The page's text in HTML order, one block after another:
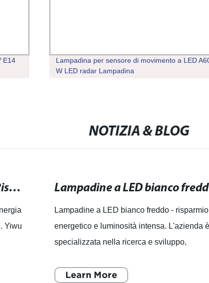
E14
Lampadina per sensore di movimento a LED
W LED radar Lampadina
NOTIZIA & BLOG
Lampadina a candela LED - Risparmia energia con la nostra soluzione luminosa efficace.
Yiwu
Lampadine a LED bianco freddo - risparmio
energetico e luminosità intensa. L'azienda è
specializzata nella ricerca e sviluppo,
commercializzazione di sorgenti luminose e
Learn More